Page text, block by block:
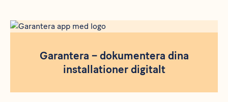
Garantera – dokumentera dina
installationer digitalt